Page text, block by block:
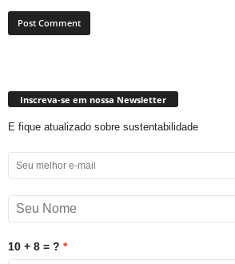
Inscreva-se em nossa Newsletter
E fique atualizado sobre sustentabilidade
10 + 8 = ?